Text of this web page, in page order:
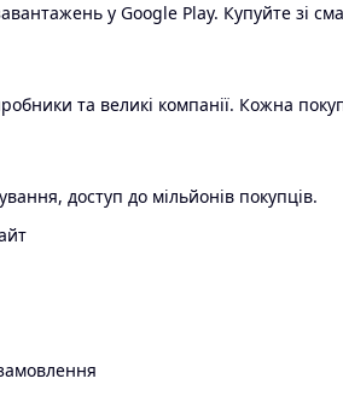
у Google Play. Купуйте зі
та великі компанії. Кожна
доступ до мільйонів покупців.